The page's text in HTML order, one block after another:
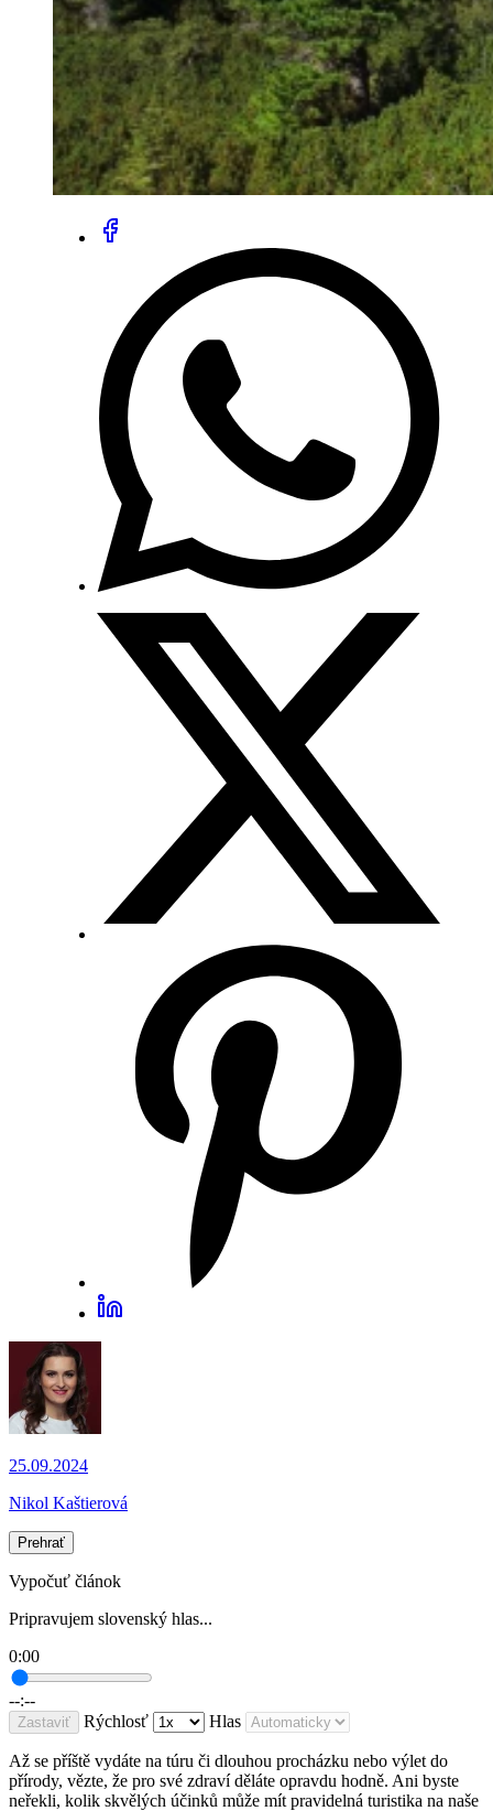
25.09.2024
Nikol Kaštierová
Prehrať
Vypočuť článok
Pripravujem slovenský hlas...
0:00
--:--
Zastaviť Rýchlosť Hlas
Až se příště vydáte na túru či dlouhou procházku nebo výlet do
přírody, vězte, že pro své zdraví děláte opravdu hodně. Ani byste
neřekli, kolik skvělých účinků může mít pravidelná turistika na naše